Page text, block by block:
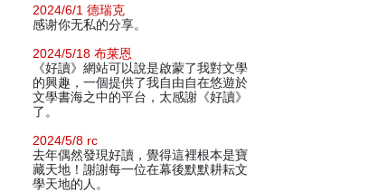
2024/6/1 德瑞克
感谢你无私的分享。
2024/5/18 布莱恩
《好讀》網站可以說是啟蒙了我對文學
的興趣，一個提供了我自由自在悠遊於
文學書海之中的平台，太感謝《好讀》
了。
2024/5/8 rc
去年偶然發現好讀，覺得這裡根本是寶
藏天地！謝謝每一位在幕後默默耕耘文
學天地的人。